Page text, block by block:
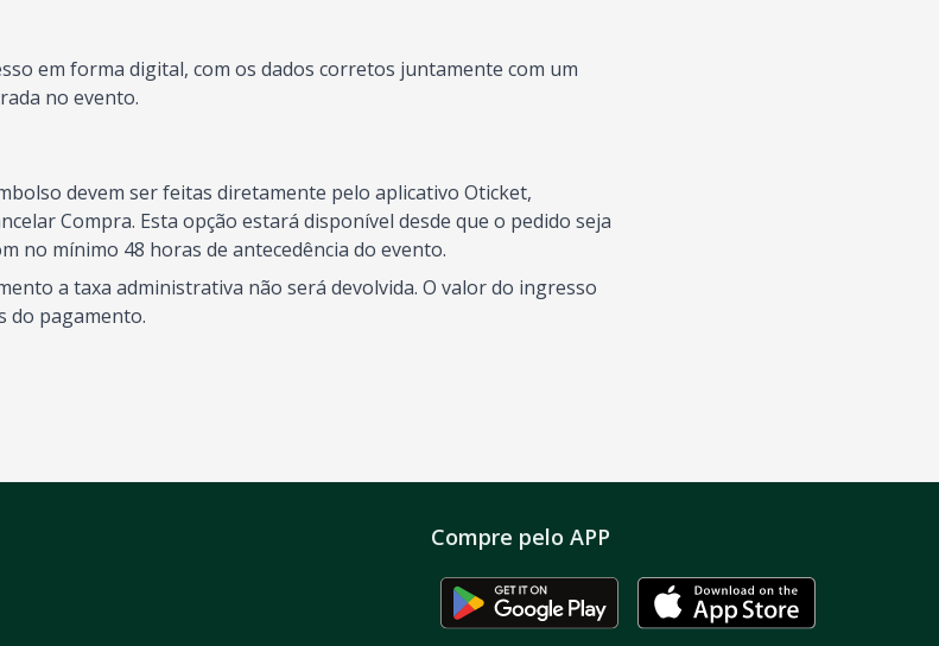
em forma digital, com os dados corretos juntamente com um
no evento.
devem ser feitas diretamente pelo aplicativo Oticket,
Compra. Esta opção estará disponível desde que o pedido seja
no mínimo 48 horas de antecedência do evento.
a taxa administrativa não será devolvida. O valor do ingresso
do pagamento.
Compre pelo APP